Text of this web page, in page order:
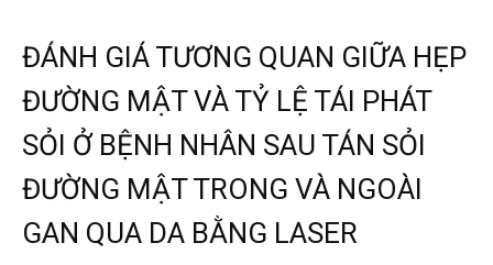
ĐÁNH GIÁ TƯƠNG QUAN GIỮA HẸP
ĐƯỜNG MẬT VÀ TỶ LỆ TÁI PHÁT
SỎI Ở BỆNH NHÂN SAU TÁN SỎI
ĐƯỜNG MẬT TRONG VÀ NGOÀI
GAN QUA DA BẰNG LASER